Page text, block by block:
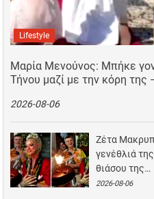
Lifestyle
Μαρία Μενούνος: Μπήκε
Τήνου μαζί με την κόρη της
2026-08-06
Ζέτα
γενέθλιά
θιάσου της…
2026-08-06